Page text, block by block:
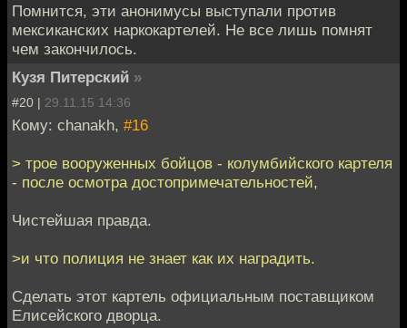
Помнится, эти анонимусы выступали против
мексиканских наркокартелей. Не все лишь помнят
чем закончилось.
Кузя Питерский »
#20 | 29.11.15 14:36
Кому: chanakh, #16
> трое вооруженных бойцов - колумбийского картеля
- после осмотра достопримечательностей,
Чистейшая правда.
>и что полиция не знает как их наградить.
Сделать этот картель официальным поставщиком
Елисейского дворца.